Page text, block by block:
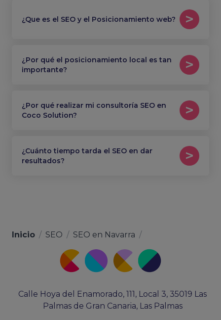
¿Que es el SEO y el Posicionamiento web?
¿Por qué el posicionamiento local es tan
importante?
¿Por qué realizar mi consultoría SEO en
Coco Solution?
¿Cuánto tiempo tarda el SEO en dar
resultados?
Inicio / SEO / SEO en Navarra /
Calle Hoya del Enamorado, 111, Local 3, 35019 Las
Palmas de Gran Canaria, Las Palmas